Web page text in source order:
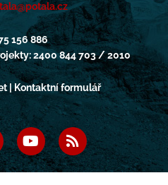
156 886
2400 844 703 / 2010
| Kontaktní formulář
Y
o
u
t
R
s
s